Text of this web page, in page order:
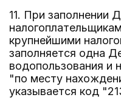
11. При заполнении
крупнейшими
заполняется одна
водопользования и
"по месту
указывается код